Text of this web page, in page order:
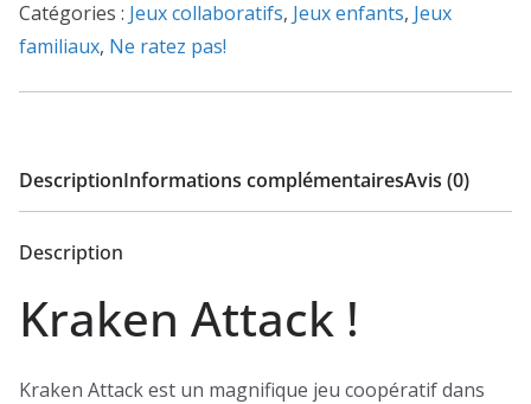
Catégories : Jeux collaboratifs, Jeux enfants, Jeux
familiaux, Ne ratez pas!
DescriptionInformations complémentairesAvis (0)
Description
Kraken Attack !
Kraken Attack est un magnifique jeu coopératif dans